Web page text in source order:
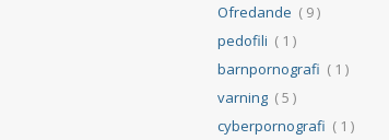
Ofredande ( 9 )
pedofili ( 1 )
barnpornografi ( 1 )
varning( 5 )
cyberpornografi ( 1 )